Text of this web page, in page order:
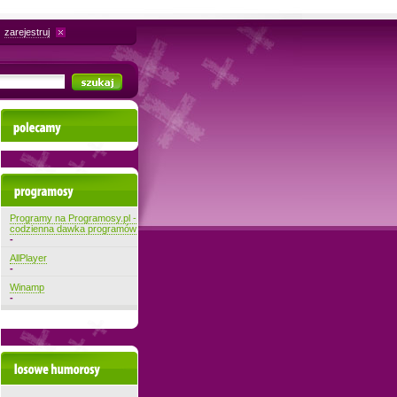
zarejestruj
Polecamy
Najnowsze programy
Programy na Programosy.pl -
codzienna dawka programów
-
AllPlayer
-
Winamp
-
Losowe filmiki